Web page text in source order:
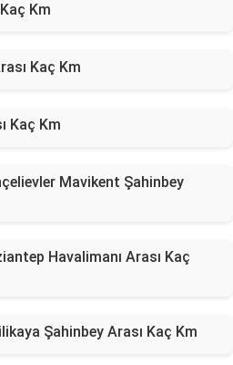
Km
Kaç Km
Kaç Km
Mavikent Şahinbey
Havalimanı Arası Kaç
Şahinbey Arası Kaç Km